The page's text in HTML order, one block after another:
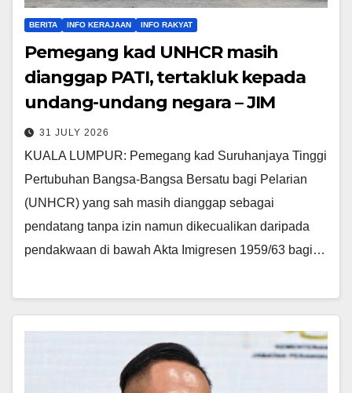
BERITA INFO KERAJAAN INFO RAKYAT
Pemegang kad UNHCR masih
dianggap PATI, tertakluk kepada
undang-undang negara – JIM
31 JULY 2026
KUALA LUMPUR: Pemegang kad Suruhanjaya Tinggi
Pertubuhan Bangsa-Bangsa Bersatu bagi Pelarian
(UNHCR) yang sah masih dianggap sebagai
pendatang tanpa izin namun dikecualikan daripada
pendakwaan di bawah Akta Imigresen 1959/63 bagi…